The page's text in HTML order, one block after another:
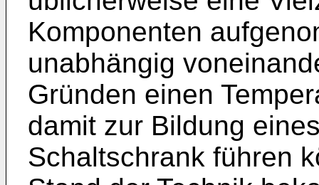
Komponenten
unabhängig
Gründen einen
damit zur Bildung
Schaltschrank führen